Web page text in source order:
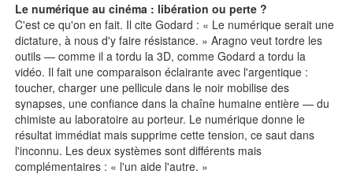
Le numérique au cinéma : libération ou perte ?
C'est ce qu'on en fait. Il cite Godard : « Le numérique serait une
dictature, à nous d'y faire résistance. » Aragno veut tordre les
outils — comme il a tordu la 3D, comme Godard a tordu la
vidéo. Il fait une comparaison éclairante avec l'argentique :
toucher, charger une pellicule dans le noir mobilise des
synapses, une confiance dans la chaîne humaine entière — du
chimiste au laboratoire au porteur. Le numérique donne le
résultat immédiat mais supprime cette tension, ce saut dans
l'inconnu. Les deux systèmes sont différents mais
complémentaires : « l'un aide l'autre. »